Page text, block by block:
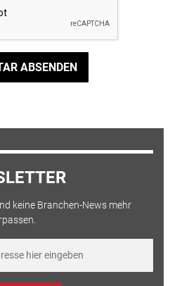
ABSENDEN
keine Branchen-News mehr